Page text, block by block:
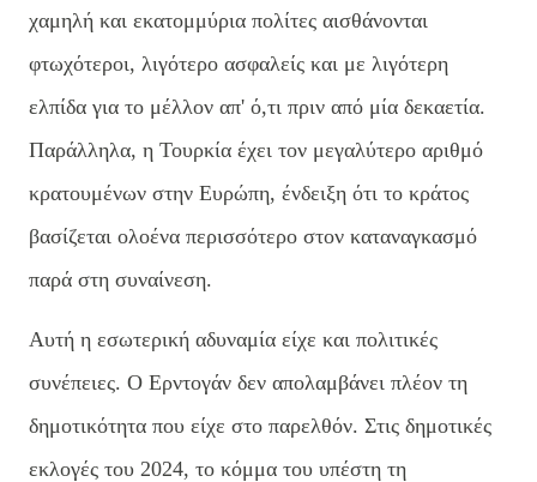
χαμηλή και εκατομμύρια πολίτες αισθάνονται
φτωχότεροι, λιγότερο ασφαλείς και με λιγότερη
ελπίδα για το μέλλον απ' ό,τι πριν από μία δεκαετία.
Παράλληλα, η Τουρκία έχει τον μεγαλύτερο αριθμό
κρατουμένων στην Ευρώπη, ένδειξη ότι το κράτος
βασίζεται ολοένα περισσότερο στον καταναγκασμό
παρά στη συναίνεση.
Αυτή η εσωτερική αδυναμία είχε και πολιτικές
συνέπειες. Ο Ερντογάν δεν απολαμβάνει πλέον τη
δημοτικότητα που είχε στο παρελθόν. Στις δημοτικές
εκλογές του 2024, το κόμμα του υπέστη τη